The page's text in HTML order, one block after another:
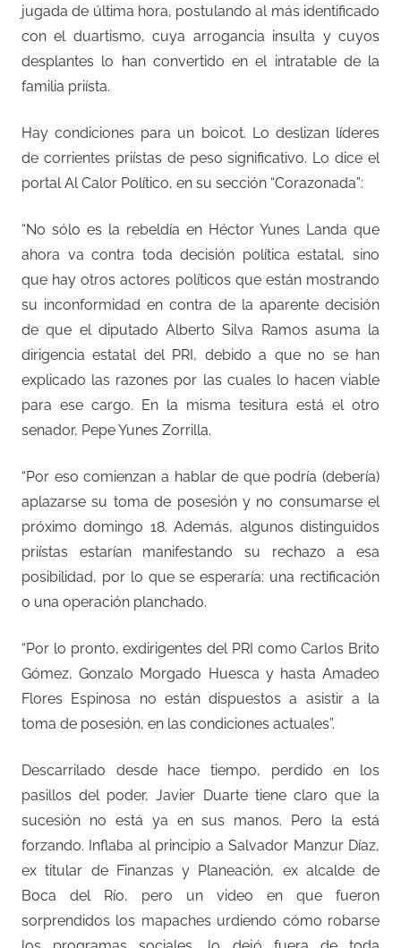
jugada de última hora, postulando al más identificado
con el duartismo, cuya arrogancia insulta y cuyos
desplantes lo han convertido en el intratable de la
familia priísta.
Hay condiciones para un boicot. Lo deslizan líderes
de corrientes priístas de peso significativo. Lo dice el
portal Al Calor Político, en su sección “Corazonada”:
“No sólo es la rebeldía en Héctor Yunes Landa que
ahora va contra toda decisión política estatal, sino
que hay otros actores políticos que están mostrando
su inconformidad en contra de la aparente decisión
de que el diputado Alberto Silva Ramos asuma la
dirigencia estatal del PRI, debido a que no se han
explicado las razones por las cuales lo hacen viable
para ese cargo. En la misma tesitura está el otro
senador, Pepe Yunes Zorrilla.
“Por eso comienzan a hablar de que podría (debería)
aplazarse su toma de posesión y no consumarse el
próximo domingo 18. Además, algunos distinguidos
priístas estarían manifestando su rechazo a esa
posibilidad, por lo que se esperaría: una rectificación
o una operación planchado.
“Por lo pronto, exdirigentes del PRI como Carlos Brito
Gómez, Gonzalo Morgado Huesca y hasta Amadeo
Flores Espinosa no están dispuestos a asistir a la
toma de posesión, en las condiciones actuales”.
Descarrilado desde hace tiempo, perdido en los
pasillos del poder, Javier Duarte tiene claro que la
sucesión no está ya en sus manos. Pero la está
forzando. Inflaba al principio a Salvador Manzur Díaz,
ex titular de Finanzas y Planeación, ex alcalde de
Boca del Río, pero un video en que fueron
sorprendidos los mapaches urdiendo cómo robarse